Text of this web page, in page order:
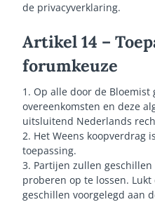
de privacyverklaring.
Artikel 14 –
forumkeuze
1. Op alle door de
overeenkomsten en deze
uitsluitend Nederlands
2. Het Weens koopverdrag
toepassing.
3. Partijen zullen
proberen op te lossen.
geschillen voorgelegd aan